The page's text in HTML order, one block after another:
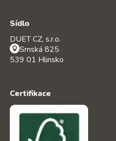
Sídlo
DUET CZ, s.r.o.
Srnská 825
539 01 Hlinsko
Certifikace